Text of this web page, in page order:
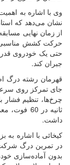
نشان می‌دهد که
از زمان نهایی
حرکت کشش مناسبی
حتی یک خودروی
جبران کند.
قهرمان رشته درگ
جای تمرکز روی
چرخ‌ها، تنظیم فشار
ثانیه در
داشت.
کیخائی با اشاره به
در تمرین درگ
بدون آماده‌سازی